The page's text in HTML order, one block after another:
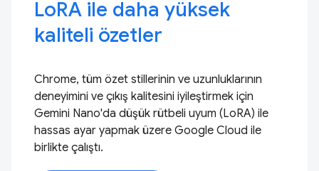
LoRA ile daha yüksek
kaliteli özetler
Chrome, tüm özet stillerinin ve uzunluklarının
deneyimini ve çıkış kalitesini iyileştirmek için
Gemini Nano'da düşük rütbeli uyum (LoRA) ile
hassas ayar yapmak üzere Google Cloud ile
birlikte çalıştı.